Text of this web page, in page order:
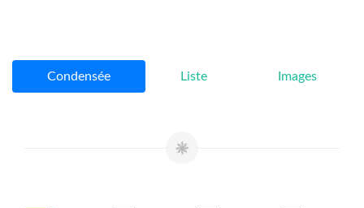
Condensée Liste Images